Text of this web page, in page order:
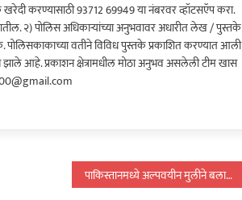
करण्यासाठी 93712 69949 या नंबरवर व्हॉटसऍप करा.
२) पोलिस अधिकाऱ्यांच्या अनुभवावर अधारीत लेख / पुस्तके
पोलिसकाकाच्या वतीने विविध पुस्तके प्रकाशित करण्यात आली
आहे. प्रकाशन क्षेत्रामधील मोठा अनुभव असलेली टीम खास
पाकिस्तानमध्ये अल्पवयीन मुलीने बलात्कार करणाऱ्या बापाला जागेवरच संपवलं…